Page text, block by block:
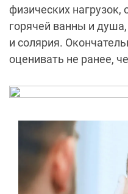
физических нагрузок,
горячей ванны и
и солярия.
оценивать не ранее,